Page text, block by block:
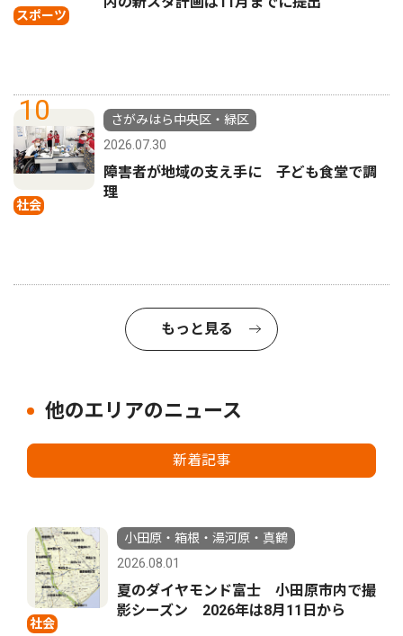
スポーツ
10
社会
さがみはら中央区・緑区
2026.07.30
障害者が地域の支え手に 子ども食堂で調
理
もっと見る
他のエリアのニュース
新着記事
社会
小田原・箱根・湯河原・真鶴
2026.08.01
夏のダイヤモンド富士 小田原市内で撮
影シーズン 2026年は8月11日から